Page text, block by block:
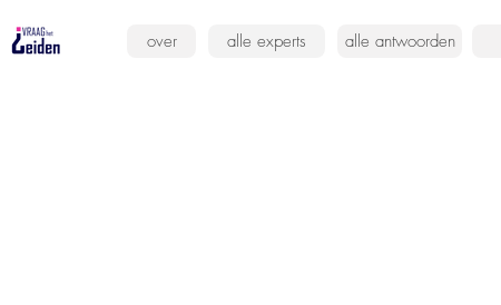
over alle experts alle antwoorden